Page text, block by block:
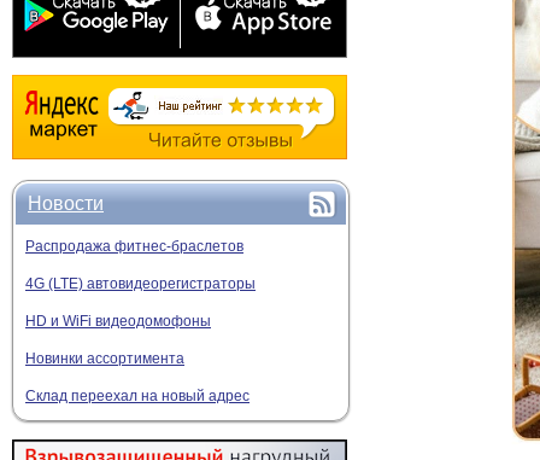
Новости
Распродажа фитнес-браслетов
4G (LTE) автовидеорегистраторы
HD и WiFi видеодомофоны
Новинки ассортимента
Склад переехал на новый адрес